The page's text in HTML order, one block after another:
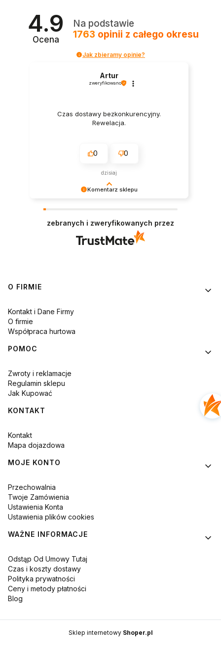
4.9
Ocena
Na podstawie
1763 opinii z całego okresu
Jak zbieramy opinie?
Komentarz sklepu
Artur
zweryfikowano
Czas dostawy bezkonkurencyjny.
Rewelacja.
0 0
dzisiaj
zebranych i zweryfikowanych przez
Linki w stopce
O FIRMIE
Kontakt i Dane Firmy
O firmie
Współpraca hurtowa
POMOC
Zwroty i reklamacje
Regulamin sklepu
Jak Kupować
KONTAKT
Kontakt
Mapa dojazdowa
MOJE KONTO
Przechowalnia
Twoje Zamówienia
Ustawienia Konta
Ustawienia plików cookies
WAŻNE INFORMACJE
Odstąp Od Umowy Tutaj
Czas i koszty dostawy
Polityka prywatności
Ceny i metody płatności
Blog
Sklep internetowy Shoper.pl